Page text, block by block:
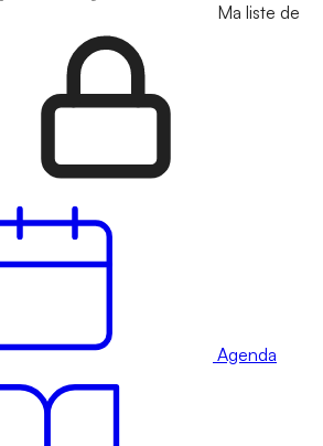
Ma liste de
Agenda